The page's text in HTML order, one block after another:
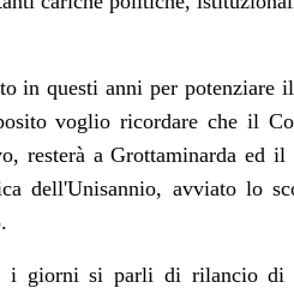
in questi anni per potenziare
voglio ricordare che il
resterà a Grottaminarda ed
dell'Unisannio, avviato lo
i giorni si parli di rilancio di